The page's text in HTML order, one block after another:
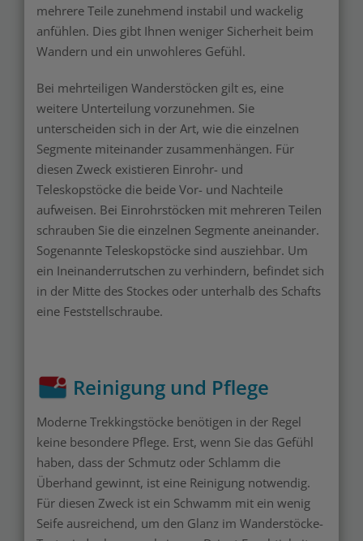
mehrere Teile zunehmend instabil und wackelig
anfühlen. Dies gibt Ihnen weniger Sicherheit beim
Wandern und ein unwohleres Gefühl.
Bei mehrteiligen Wanderstöcken gilt es, eine
weitere Unterteilung vorzunehmen. Sie
unterscheiden sich in der Art, wie die einzelnen
Segmente miteinander zusammenhängen. Für
diesen Zweck existieren Einrohr- und
Teleskopstöcke die beide Vor- und Nachteile
aufweisen. Bei Einrohrstöcken mit mehreren Teilen
schrauben Sie die einzelnen Segmente aneinander.
Sogenannte Teleskopstöcke sind ausziehbar. Um
ein Ineinanderrutschen zu verhindern, befindet sich
in der Mitte des Stockes oder unterhalb des Schafts
eine Feststellschraube.
Reinigung und Pflege
Moderne Trekkingstöcke benötigen in der Regel
keine besondere Pflege. Erst, wenn Sie das Gefühl
haben, dass der Schmutz oder Schlamm die
Überhand gewinnt, ist eine Reinigung notwendig.
Für diesen Zweck ist ein Schwamm mit ein wenig
Seife ausreichend, um den Glanz im Wanderstöcke-